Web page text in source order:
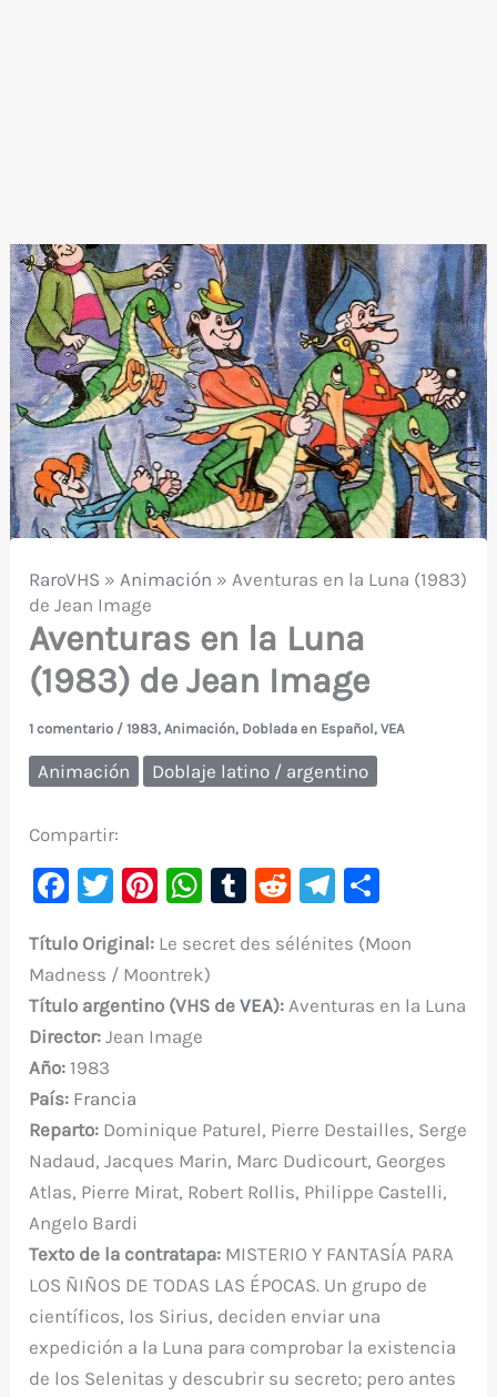
RaroVHS » Animación » Aventuras en la Luna (1983)
de Jean Image
Aventuras en la Luna
(1983) de Jean Image
1 comentario /1983,Animación, Doblada en Español,VEA
Animación Doblaje latino / argentino
Compartir:
F
c
e
b
o
o
k
T
it
te
r
Pi
er
e
st
W
at
s
T
m
bl
R
d
di
Te
gr
a
m
p
Título Original: Le secret des sélénites (Moon
Madness / Moontrek)
Título argentino (VHS deVEA): Aventuras en la Luna
Director: Jean Image
Año: 1983
País: Francia
Reparto: Dominique Paturel, Pierre Destailles, Serge
Nadaud, Jacques Marin, Marc Dudicourt, Georges
Atlas, Pierre Mirat, Robert Rollis, Philippe Castelli,
Angelo Bardi
Texto de la contratapa: MISTERIO Y FANTASÍA PARA
LOS ÑIÑOS DE TODAS LAS ÉPOCAS. Un grupo de
científicos, los Sirius, deciden enviar una
expedición a la Luna para comprobar la existencia
de los Selenitas y descubrir su secreto; pero antes